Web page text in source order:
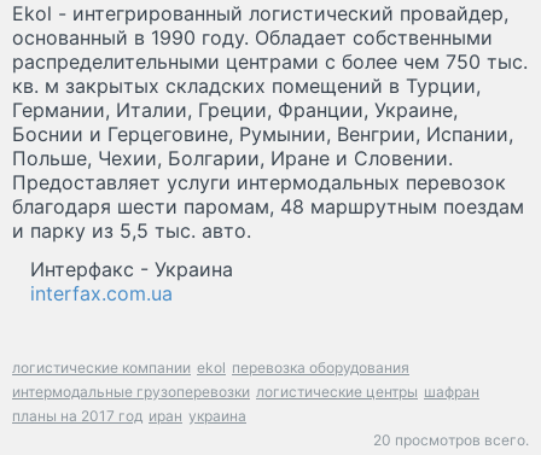
Ekol - интегрированный логистический провайдер,
основанный в 1990 году. Обладает собственными
распределительными центрами с более чем 750 тыс.
кв. м закрытых складских помещений в Турции,
Германии, Италии, Греции, Франции, Украине,
Боснии и Герцеговине, Румынии, Венгрии, Испании,
Польше, Чехии, Болгарии, Иране и Словении.
Предоставляет услуги интермодальных перевозок
благодаря шести паромам, 48 маршрутным поездам
и парку из 5,5 тыс. авто.
Интерфакс - Украина
interfax.com.ua
логистические компании ekol перевозка оборудования
интермодальные грузоперевозки логистические центры шафран
планы на 2017 год иран украина
20 просмотров всего.